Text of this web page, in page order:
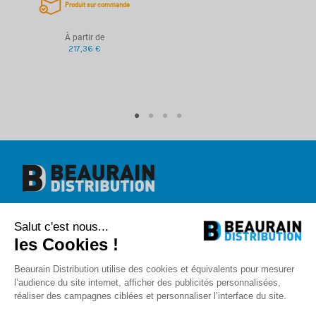
Protection
Produit sur commande
À partir de
217,36 €
1 rue de l'abbé Caron
BP 40020
80390 Fressenneville
contact@beaurain-distribution.com
Qui sommes-nous?
Contact
Salut c'est nous...
les Cookies !
Beaurain Distribution utilise des cookies et équivalents pour mesurer
l’audience du site internet, afficher des publicités personnalisées,
réaliser des campagnes ciblées et personnaliser l’interface du site.